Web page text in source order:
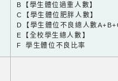
B【學生體位過重人數】
C【學生體位肥胖人數】
D【學生體位不良總人數
E【全校學生總人數】
F 學生體位不良比率